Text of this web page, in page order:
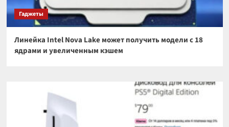
Гаджеты
Линейка Intel Nova Lake может получить модели с 18
ядрами и увеличенным кэшем